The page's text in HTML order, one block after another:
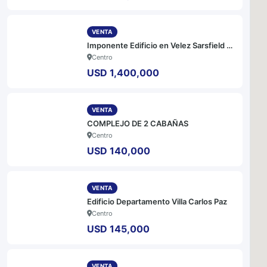
VENTA
Imponente Edificio en Velez Sarsfield y Duarte Quirós
Centro
USD 1,400,000
VENTA
COMPLEJO DE 2 CABAÑAS
Centro
USD 140,000
VENTA
Edificio Departamento Villa Carlos Paz
Centro
USD 145,000